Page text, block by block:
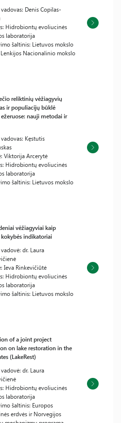
Denis Copilas-
Hidrobiontų evoliucinės
laboratorija
šaltinis: Lietuvos mokslo
Nacionalinio mokslo
reliktinių vėžiagyvių
ir populiacijų būklė
nauji metodai ir
Kęstutis
Viktorija Arcerytė
Hidrobiontų evoliucinės
laboratorija
šaltinis: Lietuvos mokslo
vėžiagyviai kaip
indikatoriai
dr. Laura
Ieva Rinkevičiūtė
Hidrobiontų evoliucinės
laboratorija
šaltinis: Lietuvos mokslo
of a joint project
on lake restoration in the
(LakeRest)
dr. Laura
Hidrobiontų evoliucinės
laboratorija
šaltinis: Europos
erdvės ir Norvegijos